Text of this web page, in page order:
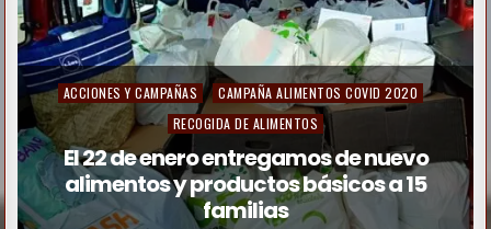
ACCIONES Y CAMPAÑAS
CAMPAÑA ALIMENTOS COVID 2020
RECOGIDA DE ALIMENTOS
El 22 de enero entregamos de nuevo
alimentos y productos básicos a 15
familias